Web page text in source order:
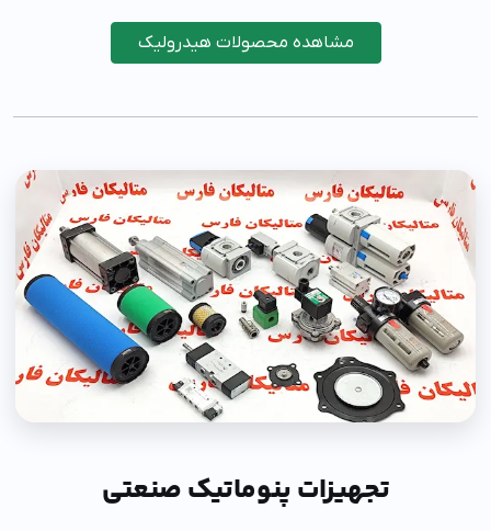
مشاهده محصولات هیدرولیک
تجهیزات پنوماتیک صنعتی